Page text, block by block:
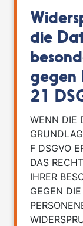
die
gegen
21
WENN DIE
F DSGVO
DAS
IHRER
GEGEN